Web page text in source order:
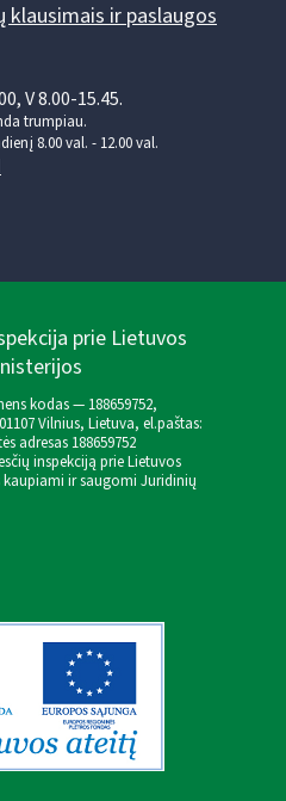
ir paslaugos
V 8.00-15.45.
trumpiau.
8.00 val. - 12.00 val.
prie Lietuvos
kodas — 188659752,
Vilnius, Lietuva, el.paštas:
adresas 188659752
inspekciją prie Lietuvos
ir saugomi Juridinių